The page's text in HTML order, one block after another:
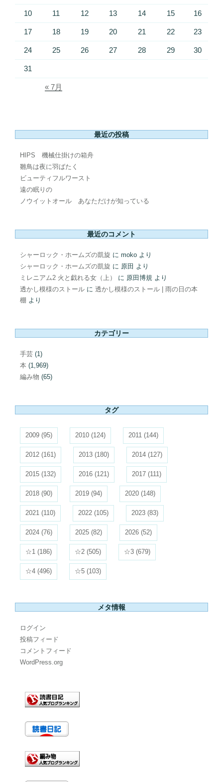
10 11 12 13 14 15 16
17 18 19 20 21 22 23
24 25 26 27 28 29 30
31
« 7月
最近の投稿
HIPS 機械仕掛けの箱舟
雛鳥は夜に羽ばたく
ビューティフルワースト
遠の眠りの
ノウイットオール あなただけが知っている
最近のコメント
シャーロック・ホームズの凱旋 に moko より
シャーロック・ホームズの凱旋 に 原田 より
ミレニアム2 火と戯れる女（上）
に 原田博規 より
透かし模様のストール に 透かし模様のストール | 雨の日の本
棚 より
カテゴリー
手芸 (1)
本 (1,969)
編み物 (65)
タグ
2009 (95) 2010 (124) 2011 (144)
2012 (161) 2013 (180) 2014 (127)
2015 (132) 2016 (121) 2017 (111)
2018 (90) 2019 (94) 2020 (148)
2021 (110) 2022 (105) 2023 (83)
2024 (76) 2025 (82) 2026 (52)
☆1 (186) ☆2 (505) ☆3 (679)
☆4 (496) ☆5 (103)
メタ情報
ログイン
投稿フィード
コメントフィード
WordPress.org